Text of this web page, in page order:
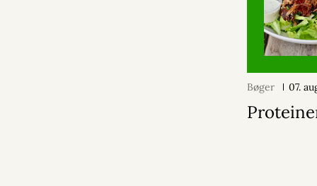
Bøger 07.